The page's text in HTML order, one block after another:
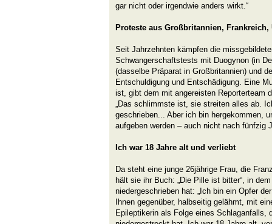
gar nicht oder irgendwie anders wirkt.“
Proteste aus Großbritannien,
Seit Jahrzehnten kämpfen die
Schwangerschaftstests mit Duogynon (in
(dasselbe Präparat in Großbritannien) und
Entschuldigung und Entschädigung. Eine
ist, gibt dem mit angereisten Reporterteam
„Das schlimmste ist, sie streiten alles ab.
geschrieben... Aber ich bin hergekommen,
aufgeben werden – auch nicht nach fünfzig
Ich war 18 Jahre alt und verliebt
Da steht eine junge 26jährige Frau, die
hält sie ihr Buch: „Die Pille ist bitter“, in
niedergeschrieben hat: „Ich bin ein Opfer
Ihnen gegenüber, halbseitig gelähmt, mit
Epileptikerin als Folge eines Schlaganfalls,